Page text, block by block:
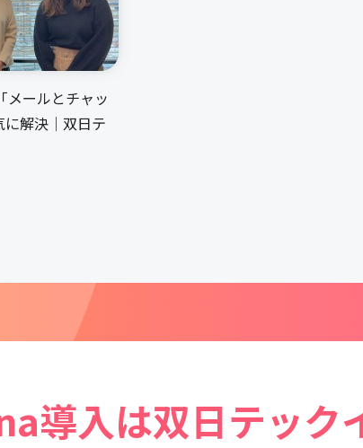
メールとチャッ
に解決｜双日テ
導入は双日テック